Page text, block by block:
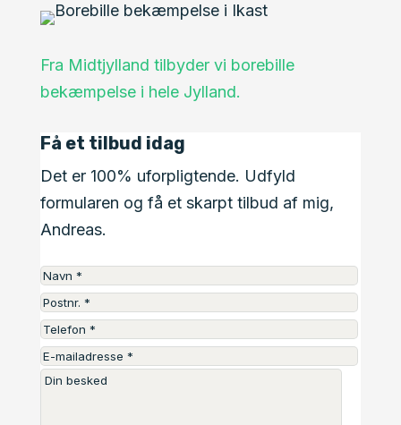
Fra Midtjylland tilbyder vi borebille
bekæmpelse i hele Jylland.
Få et tilbud idag
Det er 100% uforpligtende. Udfyld
formularen og få et skarpt tilbud af mig,
Andreas.